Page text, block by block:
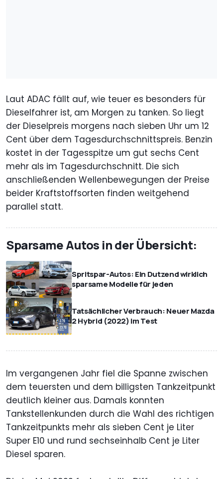
Laut ADAC fällt auf, wie teuer es besonders für
Dieselfahrer ist, am Morgen zu tanken. So liegt
der Dieselpreis morgens nach sieben Uhr um 12
Cent über dem Tagesdurchschnittspreis. Benzin
kostet in der Tagesspitze um gut sechs Cent
mehr als im Tagesdurchschnitt. Die sich
anschließenden Wellenbewegungen der Preise
beider Kraftstoffsorten finden weitgehend
parallel statt.
Sparsame Autos in der Übersicht:
Spritspar-Autos: Ein Dutzend wirklich
sparsame Modelle für jeden
Tatsächlicher Verbrauch: Neuer Mazda
2 Hybrid (2022) im Test
Im vergangenen Jahr fiel die Spanne zwischen
dem teuersten und dem billigsten Tankzeitpunkt
deutlich kleiner aus. Damals konnten
Tankstellenkunden durch die Wahl des richtigen
Tankzeitpunkts mehr als sieben Cent je Liter
Super E10 und rund sechseinhalb Cent je Liter
Diesel sparen.